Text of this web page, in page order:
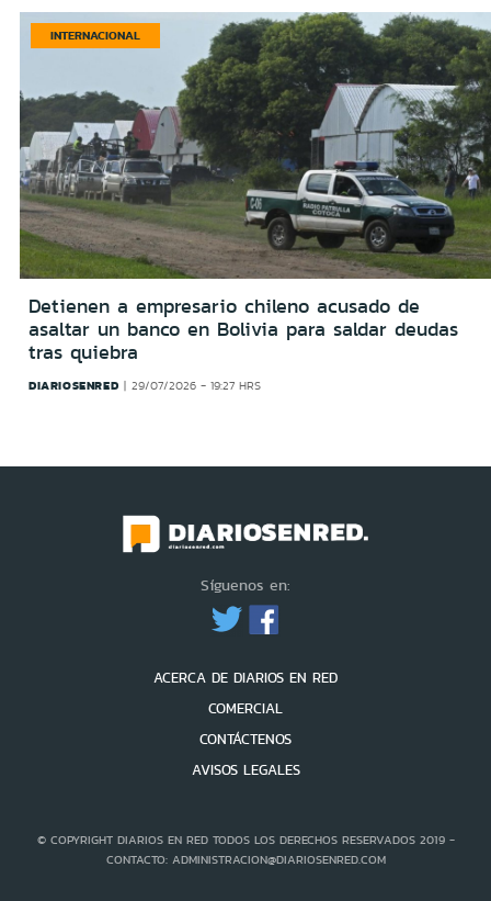
INTERNACIONAL
Detienen a empresario chileno acusado de
asaltar un banco en Bolivia para saldar deudas
tras quiebra
DIARIOSENRED 29/07/2026 - 19:27 HRS
Síguenos en:
ACERCA DE DIARIOS EN RED
COMERCIAL
CONTÁCTENOS
AVISOS LEGALES
© COPYRIGHT DIARIOS EN RED TODOS LOS DERECHOS RESERVADOS 2019 -
CONTACTO: ADMINISTRACION@DIARIOSENRED.COM